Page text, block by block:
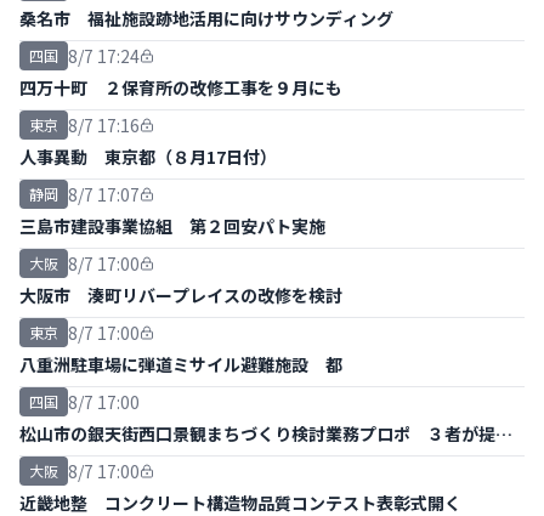
桑名市 福祉施設跡地活用に向けサウンディング
四国 8/7 17:24
四万十町 ２保育所の改修工事を９月にも
東京 8/7 17:16
人事異動 東京都（８月17日付）
静岡 8/7 17:07
三島市建設事業協組 第２回安パト実施
大阪 8/7 17:00
大阪市 湊町リバープレイスの改修を検討
東京 8/7 17:00
八重洲駐車場に弾道ミサイル避難施設 都
四国 8/7 17:00
松山市の銀天街西口景観まちづくり検討業務プロポ ３者が提案
書提出
大阪 8/7 17:00
近畿地整 コンクリート構造物品質コンテスト表彰式開く